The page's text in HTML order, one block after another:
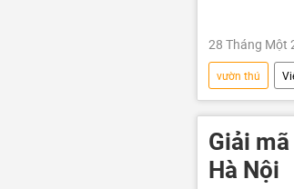
28 Tháng Một
vườn thú
Giải
Hà Nội